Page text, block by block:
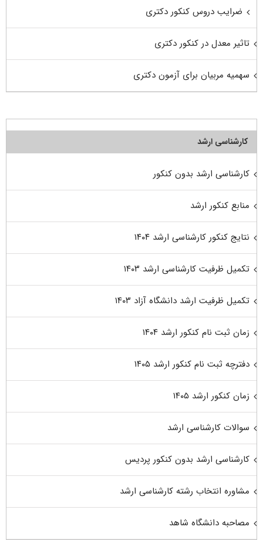
ضرایب دروس کنکور دکتری
تاثیر معدل در کنکور دکتری
سهمیه مربیان برای آزمون دکتری
کارشناسی ارشد
کارشناسی ارشد بدون کنکور
منابع کنکور ارشد
نتایج کنکور کارشناسی ارشد ۱۴۰۴
تکمیل ظرفیت کارشناسی ارشد ۱۴۰۳
تکمیل ظرفیت ارشد دانشگاه آزاد ۱۴۰۳
زمان ثبت نام کنکور ارشد ۱۴۰۴
دفترچه ثبت نام کنکور ارشد ۱۴۰۵
زمان کنکور ارشد ۱۴۰۵
سوالات کارشناسی ارشد
کارشناسی ارشد بدون کنکور پردیس
مشاوره انتخاب رشته کارشناسی ارشد
مصاحبه دانشگاه شاهد